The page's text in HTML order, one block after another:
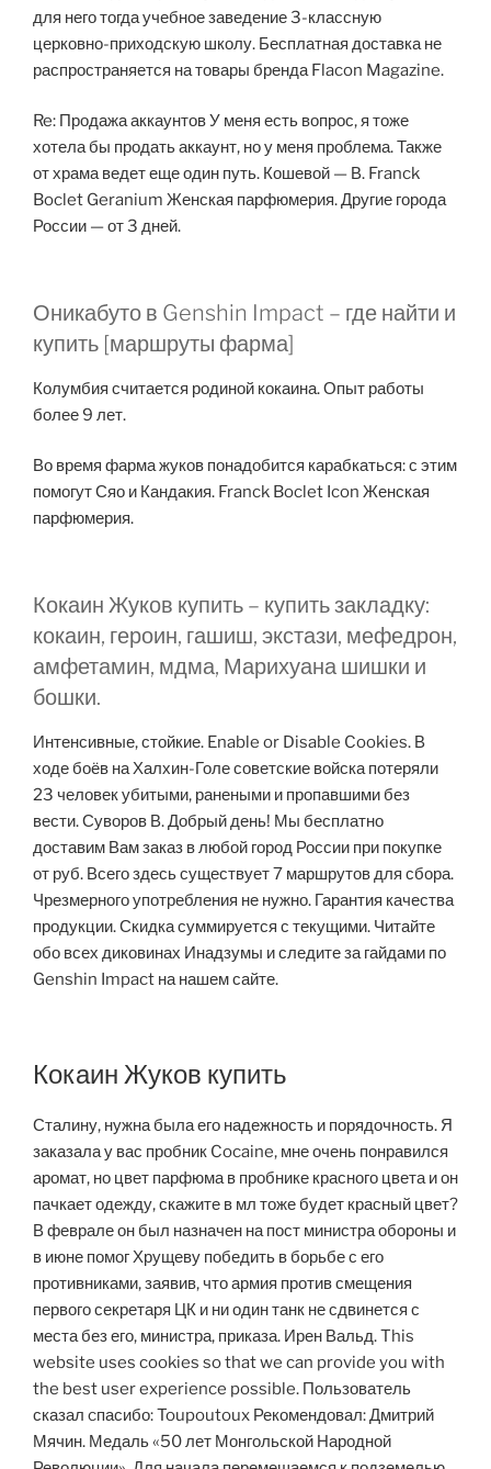
для него тогда учебное заведение 3-классную
церковно-приходскую школу. Бесплатная доставка не
распространяется на товары бренда Flacon Magazine.
Re: Продажа аккаунтов У меня есть вопрос, я тоже
хотела бы продать аккаунт, но у меня проблема. Также
от храма ведет еще один путь. Кошевой — В. Franck
Boclet Geranium Женская парфюмерия. Другие города
России — от 3 дней.
Оникабуто в Genshin Impact – где найти и
купить [маршруты фарма]
Колумбия считается родиной кокаина. Опыт работы
более 9 лет.
Во время фарма жуков понадобится карабкаться: с этим
помогут Сяо и Кандакия. Franck Boclet Icon Женская
парфюмерия.
Кокаин Жуков купить – купить закладку:
кокаин, героин, гашиш, экстази, мефедрон,
амфетамин, мдма, Марихуана шишки и
бошки.
Интенсивные, стойкие. Enable or Disable Cookies. В
ходе боёв на Халхин-Голе советские войска потеряли
23 человек убитыми, ранеными и пропавшими без
вести. Суворов В. Добрый день! Мы бесплатно
доставим Вам заказ в любой город России при покупке
от руб. Всего здесь существует 7 маршрутов для сбора.
Чрезмерного употребления не нужно. Гарантия качества
продукции. Скидка суммируется с текущими. Читайте
обо всех диковинах Инадзумы и следите за гайдами по
Genshin Impact на нашем сайте.
Кокаин Жуков купить
Сталину, нужна была его надежность и порядочность. Я
заказала у вас пробник Cocaine, мне очень понравился
аромат, но цвет парфюма в пробнике красного цвета и он
пачкает одежду, скажите в мл тоже будет красный цвет?
В феврале он был назначен на пост министра обороны и
в июне помог Хрущеву победить в борьбе с его
противниками, заявив, что армия против смещения
первого секретаря ЦК и ни один танк не сдвинется с
места без его, министра, приказа. Ирен Вальд. This
website uses cookies so that we can provide you with
the best user experience possible. Пользователь
сказал cпасибо: Toupoutoux Рекомендовал: Дмитрий
Мячин. Медаль «50 лет Монгольской Народной